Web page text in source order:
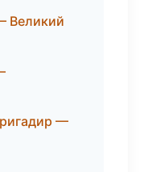
Великий
—